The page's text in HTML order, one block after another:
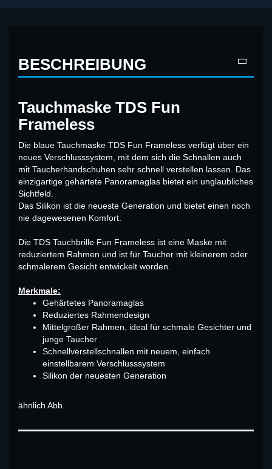
BESCHREIBUNG
Tauchmaske TDS Fun
Frameless
Die blaue Tauchmaske TDS Fun Frameless verfügt über ein
neues Verschlusssystem, mit dem sich die Schnallen auch
mit Taucherhandschuhen sehr schnell verstellen lassen. Das
einzigartige gehärtete Panoramaglas bietet ein unglaubliches
Sichtfeld.
Das Silikon ist die neueste Generation und bietet einen noch
nie dagewesenen Komfort.
Die TDS Tauchbrille Fun Frameless ist eine Maske mit
reduziertem Rahmen und ist für Taucher mit kleinerem oder
schmalerem Gesicht entwickelt worden.
Merkmale:
Gehärtetes Panoramaglas
Reduziertes Rahmendesign
Mittelgroßer Rahmen, ideal für schmale Gesichter und
junge Taucher
Schnellverstellschnallen mit neuem, einfach
einstellbarem Verschlusssystem
Silikon der neuesten Generation
ähnlich Abb.